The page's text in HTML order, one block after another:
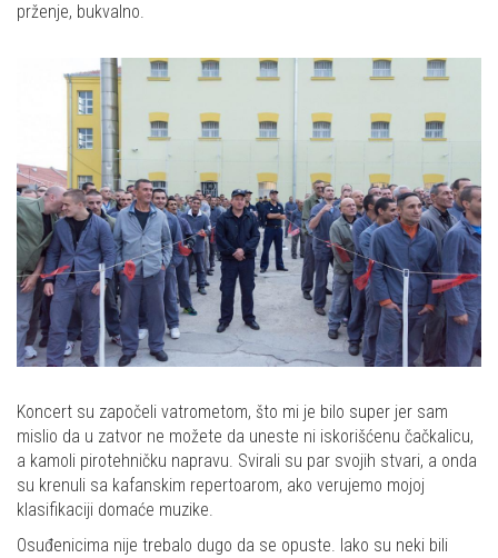
prženje, bukvalno.
Koncert su započeli vatrometom, što mi je bilo super jer sam
mislio da u zatvor ne možete da uneste ni iskorišćenu čačkalicu,
a kamoli pirotehničku napravu. Svirali su par svojih stvari, a onda
su krenuli sa kafanskim repertoarom, ako verujemo mojoj
klasifikaciji domaće muzike.
Osuđenicima nije trebalo dugo da se opuste. Iako su neki bili